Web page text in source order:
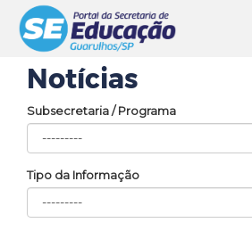
Notícias
Subsecretaria / Programa
Tipo da Informação